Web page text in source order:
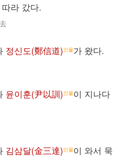
따라 갔다.
정신도(鄭信道)인물가 왔다.
윤이훈(尹以訓)인물이 지나다
김삼달(金三達)인물이 와서 묵